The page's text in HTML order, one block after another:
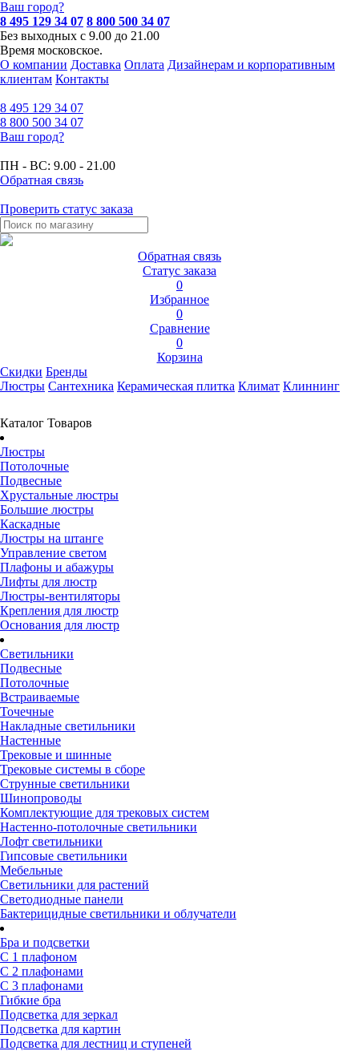
Ваш город?
8 495 129 34 07 8 800 500 34 07
Без выходных с 9.00 до 21.00
Время московское.
О компании Доставка Оплата Дизайнерам и корпоративным
клиентам Контакты
8 495 129 34 07
8 800 500 34 07
Ваш город?
ПН - ВС: 9.00 - 21.00
Обратная связь
Проверить статус заказа
Обратная связь
Статус заказа
0
Избранное
0
Сравнение
0
Корзина
Скидки Бренды
Люстры Сантехника Керамическая плитка Климат Клиннинг
Каталог Товаров
Люстры
Потолочные
Подвесные
Хрустальные люстры
Большие люстры
Каскадные
Люстры на штанге
Управление светом
Плафоны и абажуры
Лифты для люстр
Люстры-вентиляторы
Крепления для люстр
Основания для люстр
Светильники
Подвесные
Потолочные
Встраиваемые
Точечные
Накладные светильники
Настенные
Трековые и шинные
Трековые системы в сборе
Струнные светильники
Шинопроводы
Комплектующие для трековых систем
Настенно-потолочные светильники
Лофт светильники
Гипсовые светильники
Мебельные
Светильники для растений
Светодиодные панели
Бактерицидные светильники и облучатели
Бра и подсветки
С 1 плафоном
С 2 плафонами
С 3 плафонами
Гибкие бра
Подсветка для зеркал
Подсветка для картин
Подсветка для лестниц и ступеней